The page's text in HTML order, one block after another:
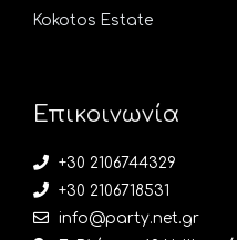
Kokotos Estate
Επικοινωνία
+30 2106744329
+30 2106718531
info@party.net.gr